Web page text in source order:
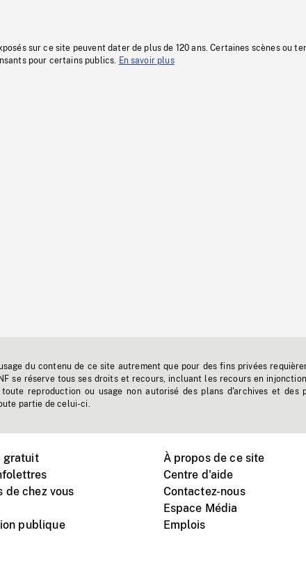
sur ce site peuvent dater de plus de 120 ans. Certaines scènes ou
pour certains publics.
En savoir plus
du contenu de ce site autrement que pour des fins privées
se réserve tous ses droits et recours, incluant les recours en
reproduction ou usage non autorisé des plans d'archives et des
partie de celui-ci.
gratuit
de chez vous
publique
À propos de ce site
Centre d'aide
Contactez-nous
Espace Média
Emplois